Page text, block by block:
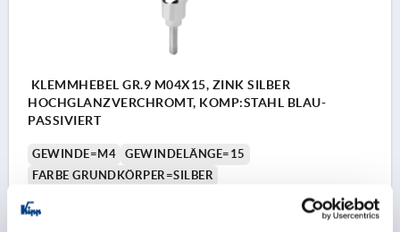
KLEMMHEBEL GR.9 M04X15, ZINK SILBER
HOCHGLANZVERCHROMT, KOMP:STAHL BLAU-
PASSIVIERT
GEWINDE=M4
GEWINDELÄNGE=15
FARBE GRUNDKÖRPER=SILBER
GRUNDKÖRPER=HOCHGLANZVERCHROMT